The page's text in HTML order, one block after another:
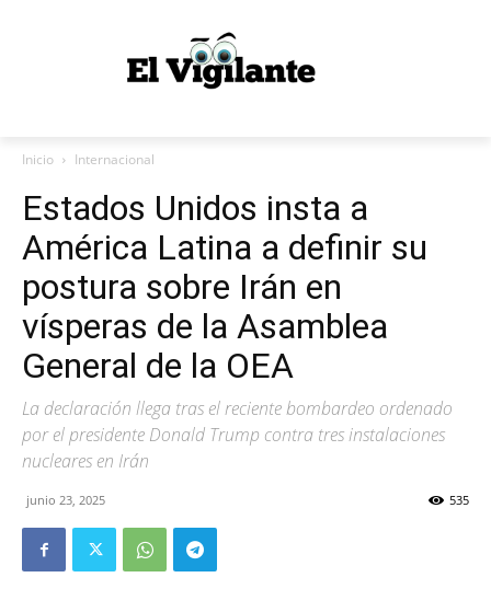
Inicio Internacional
Estados Unidos insta a
América Latina a definir su
postura sobre Irán en
vísperas de la Asamblea
General de la OEA
La declaración llega tras el reciente bombardeo ordenado
por el presidente Donald Trump contra tres instalaciones
nucleares en Irán
junio 23, 2025 535